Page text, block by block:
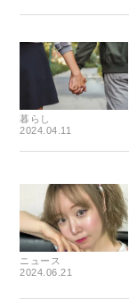
暮らし
2024.04.11
ニュース
2024.06.21